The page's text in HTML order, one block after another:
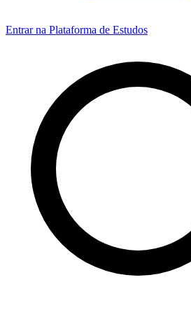
Entrar na Plataforma de Estudos